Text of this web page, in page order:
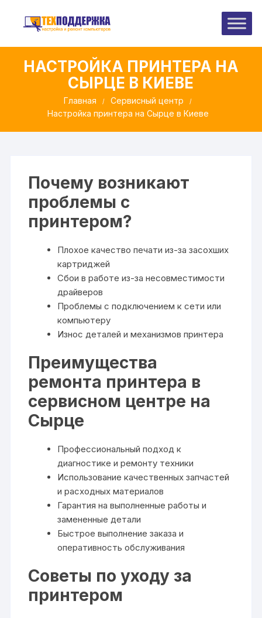
содержимому
НАСТРОЙКА ПРИНТЕРА НА
СЫРЦЕ В КИЕВЕ
Главная
Сервисный центр
Настройка принтера на Сырце в Киеве
Почему возникают
проблемы с
принтером?
Плохое качество печати из-за засохших
картриджей
Сбои в работе из-за несовместимости
драйверов
Проблемы с подключением к сети или
компьютеру
Износ деталей и механизмов принтера
Преимущества
ремонта принтера в
сервисном центре на
Сырце
Профессиональный подход к
диагностике и ремонту техники
Использование качественных запчастей
и расходных материалов
Гарантия на выполненные работы и
замененные детали
Быстрое выполнение заказа и
оперативность обслуживания
Советы по уходу за
принтером